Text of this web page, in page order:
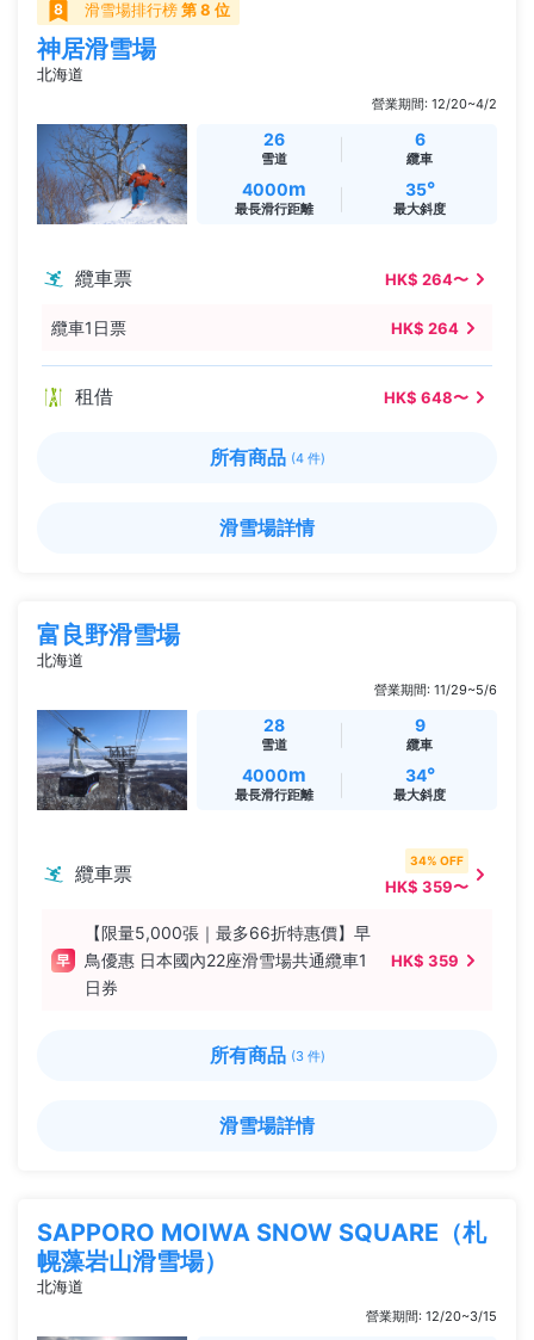
滑雪場排行榜第 8 位
神居滑雪場
北海道
營業期間: 12/20~4/2
26
雪道
6
纜車
4000m
最長滑行距離
35°
最大斜度
纜車票 HK$ 264〜
纜車1日票 HK$ 264
租借 HK$ 648〜
所有商品 (4 件)
滑雪場詳情
富良野滑雪場
北海道
營業期間: 11/29~5/6
28
雪道
9
纜車
4000m
最長滑行距離
34°
最大斜度
纜車票
34% OFF
HK$ 359〜
【限量5,000張｜最多66折特惠價】早
鳥優惠 日本國內22座滑雪場共通纜車1
日券
HK$ 359
所有商品 (3 件)
滑雪場詳情
SAPPORO MOIWA SNOW SQUARE（札
幌藻岩山滑雪場）
北海道
營業期間: 12/20~3/15